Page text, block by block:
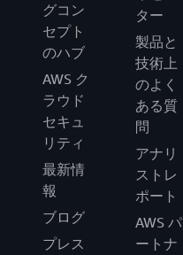
グコン
セプト
のハブ
AWS ク
ラウド
セキュ
リティ
最新情
報
ブログ
プレス
ター
製品と
技術上
のよく
ある質
問
アナリ
ストレ
ポート
AWS パ
ートナ